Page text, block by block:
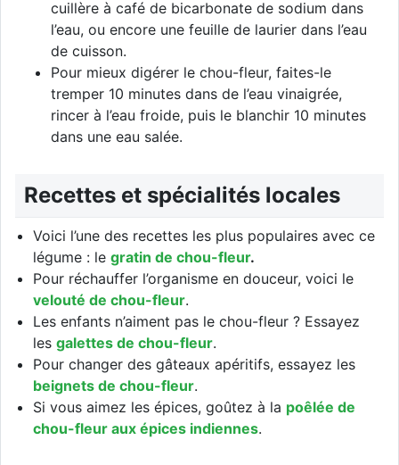
cuillère à café de bicarbonate de sodium dans
l’eau, ou encore une feuille de laurier dans l’eau
de cuisson.
Pour mieux digérer le chou-fleur, faites-le
tremper 10 minutes dans de l’eau vinaigrée,
rincer à l’eau froide, puis le blanchir 10 minutes
dans une eau salée.
Recettes et spécialités locales
Voici l’une des recettes les plus populaires avec ce
légume : le gratin de chou-fleur.
Pour réchauffer l’organisme en douceur, voici le
velouté de chou-fleur.
Les enfants n’aiment pas le chou-fleur ? Essayez
les galettes de chou-fleur.
Pour changer des gâteaux apéritifs, essayez les
beignets de chou-fleur.
Si vous aimez les épices, goûtez à la poêlée de
chou-fleur aux épices indiennes.